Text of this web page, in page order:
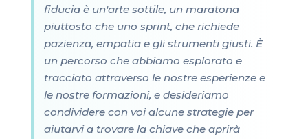
fiducia è un'arte sottile, un maratona
piuttosto che uno sprint, che richiede
pazienza, empatia e gli strumenti giusti. È
un percorso che abbiamo esplorato e
tracciato attraverso le nostre esperienze e
le nostre formazioni, e desideriamo
condividere con voi alcune strategie per
aiutarvi a trovare la chiave che aprirà